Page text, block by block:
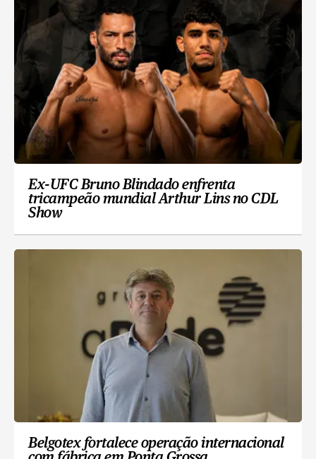
Ex-UFC Bruno Blindado enfrenta
tricampeão mundial Arthur Lins no CDL
Show
Belgotex fortalece operação internacional